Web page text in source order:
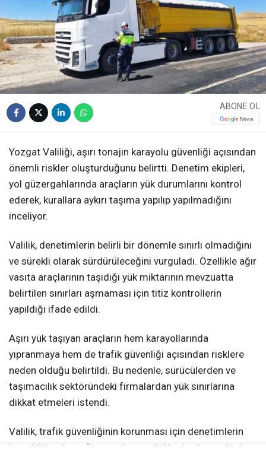
ABONE OL
Yozgat Valiliği, aşırı tonajın karayolu güvenliği açısından
önemli riskler oluşturduğunu belirtti. Denetim ekipleri,
yol güzergahlarında araçların yük durumlarını kontrol
ederek, kurallara aykırı taşıma yapılıp yapılmadığını
inceliyor.
Valilik, denetimlerin belirli bir dönemle sınırlı olmadığını
ve sürekli olarak sürdürüleceğini vurguladı. Özellikle ağır
vasıta araçlarının taşıdığı yük miktarının mevzuatta
belirtilen sınırları aşmaması için titiz kontrollerin
yapıldığı ifade edildi.
Aşırı yük taşıyan araçların hem karayollarında
yıpranmaya hem de trafik güvenliği açısından risklere
neden olduğu belirtildi. Bu nedenle, sürücülerden ve
taşımacılık sektöründeki firmalardan yük sınırlarına
dikkat etmeleri istendi.
Valilik, trafik güvenliğinin korunması için denetimlerin
kararlılıkla süreceği mesajını verdi. Yapılan kontrollerin,